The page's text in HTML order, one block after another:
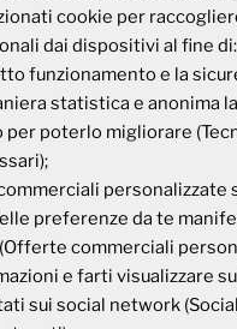
cookie per
dai dispositivi al fine di:
funzionamento e la
statistica e anonima la
per poterlo migliorare
personalizzate
preferenze da te
commerciali
e farti visualizzare
sui social network